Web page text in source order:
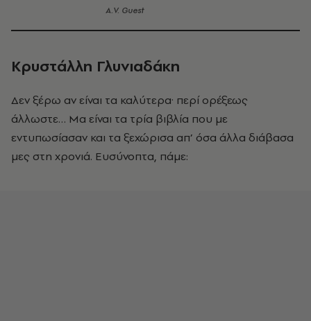
A.V. Guest
Κρυστάλλη Γλυνιαδάκη
Δεν ξέρω αν είναι τα καλύτερα· περί ορέξεως
άλλωστε… Μα είναι τα τρία βιβλία που με
εντυπωσίασαν και τα ξεχώρισα απ’ όσα άλλα διάβασα
μες στη χρονιά. Ευσύνοπτα, πάμε: